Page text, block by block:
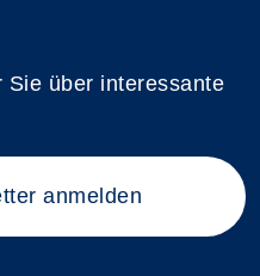
Sie über interessante
anmelden